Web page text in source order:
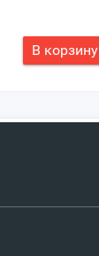
В корзину